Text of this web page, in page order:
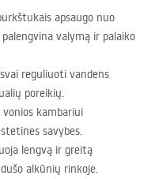
apsaugo nuo
valymą ir palaiko
reguliuoti vandens
poreikių.
kambariui
savybes.
lengvą ir greitą
alkūnių rinkoje.